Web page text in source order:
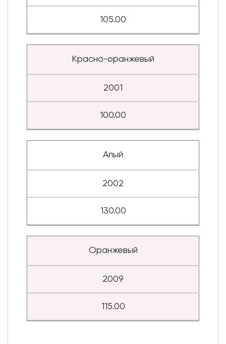
105.00
Красно-оранжевый
2001
100.00
Алый
2002
130.00
Оранжевый
2009
115.00